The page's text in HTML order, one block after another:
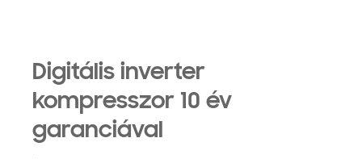
Digitális inverter
kompresszor 10 év
garanciával